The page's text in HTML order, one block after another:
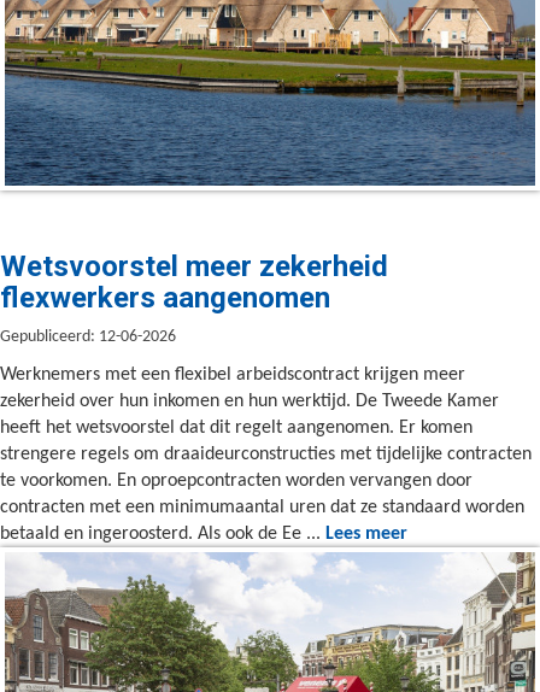
Wetsvoorstel meer zekerheid
flexwerkers aangenomen
Gepubliceerd: 12-06-2026
Werknemers met een flexibel arbeidscontract krijgen meer
zekerheid over hun inkomen en hun werktijd. De Tweede Kamer
heeft het wetsvoorstel dat dit regelt aangenomen. Er komen
strengere regels om draaideurconstructies met tijdelijke contracten
te voorkomen. En oproepcontracten worden vervangen door
contracten met een minimumaantal uren dat ze standaard worden
betaald en ingeroosterd. Als ook de Ee ... Lees meer